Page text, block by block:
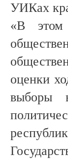
УИКах
«В этом
оценки
выборы